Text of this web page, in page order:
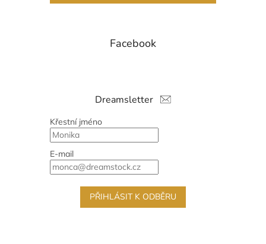
Facebook
Dreamsletter
Křestní jméno
E-mail
PŘIHLÁSIT K ODBĚRU